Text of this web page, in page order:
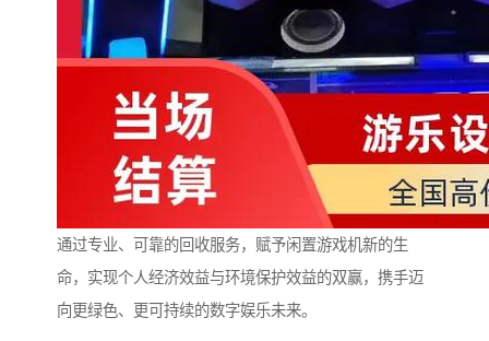
通过专业、可靠的回收服务，赋予闲置游戏机新的生
命，实现个人经济效益与环境保护效益的双赢，携手迈
向更绿色、更可持续的数字娱乐未来。